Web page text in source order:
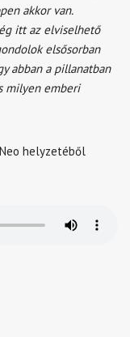
akkor van.
itt az elviselhető
elsősorban
abban a pillanatban
milyen emberi
helyzetéből